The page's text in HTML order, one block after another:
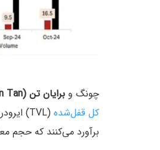
چونگ و برایان تن (Bryan Tan)
کل قفل‌شده (TVL) ایرودروم می‌تواند
برآورد می‌کنند که حجم